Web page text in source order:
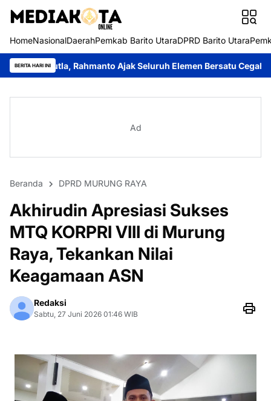
HomeNasionalDaerahPemkab Barito UtaraDPRD Barito Utara
BERITA HARI INI
Ajak Seluruh Elemen Bersatu Cegah Bencana Perkuat
Ad
Beranda DPRD MURUNG RAYA
Akhirudin Apresiasi Sukses
MTQ KORPRI VIII di Murung
Raya, Tekankan Nilai
Keagamaan ASN
Redaksi
Sabtu, 27 Juni 2026 01:46 WIB